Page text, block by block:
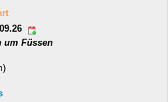
um Füssen